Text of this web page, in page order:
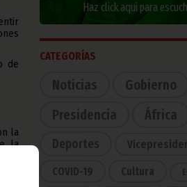
de
la
la
Haz click aquí para
CATEGORÍAS
Noticias
Gobierno
Presidencia
África
Deportes
COVID-19 Cultura